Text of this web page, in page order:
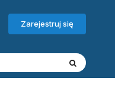
Zarejestruj się